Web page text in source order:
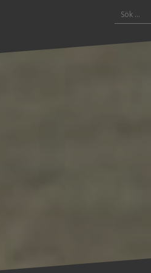
Sök
efter: